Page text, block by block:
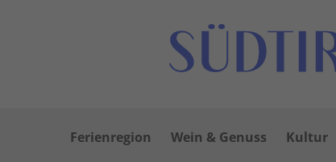
Ferienregion Wein & Genuss Kultur